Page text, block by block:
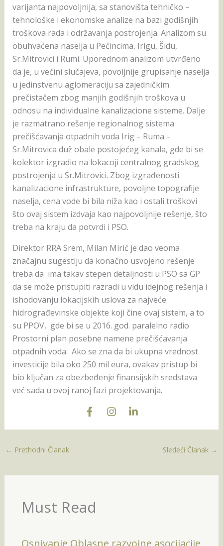
varijanta najpovoljnija, sa stanovišta tehničko –
tehnološke i ekonomske analize na bazi godišnjih
troškova rada i održavanja postrojenja. Analizom su
obuhvaćena naselja u Pećincima, Irigu, Šidu,
Sr.Mitrovici i Rumi. Uporednom analizom utvrđeno
da je, u većini slučajeva, povoljnije grupisanje naselja
u jedinstvenu aglomeraciju sa zajedničkim
prečistačem zbog manjih godišnjih troškova u
odnosu na individualne kanalizacione sisteme. Dalje
je razmatrano rešenje regionalnog sistema
prečišćavanja otpadnih voda Irig – Ruma –
Sr.Mitrovica duž obale postojećeg kanala, gde bi se
kolektor izgradio na lokacoji centralnog gradskog
postrojenja u Sr.Mitrovici. Zbog izgrađenosti
kanalizacione infrastrukture, povoljne topografije
naselja, cena vode bi bila niža kao i ostali troškovi
što ovaj sistem izdvaja kao najpovoljnije rešenje, što
treba na kraju da potvrdi i PSO.
Direktor RRA Srem, Milan Mirić je dao veoma
značajnu sugestiju da konačno usvojeno rešenje
treba da ima takav stepen detaljnosti u PSO sa GP
da se može pristupiti razradi u vidu idejnog rešenja i
ishodovanju lokacijskih uslova za najveće
hidrograđevinske objekte koji čine ovaj sistem, a to
su PPOV, gde bi se u 2016. god. paralelno radio
Prostorni plan posebne namene prečišćavanja
otpadnih voda. Ako se zna da bi ukupna vrednost
investicije bila oko 250 mil eura, ovakav pristup bi
bio ključan za obezbeđenje finansijskih sredstava
već sada u ovoj ranoj fazi projektovanja.
← Prethodni Članak Sledeći Članak →
Must Read